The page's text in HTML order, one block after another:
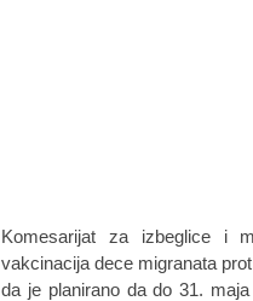
Komesarijat za izbeglice i
vakcinacija dece migranata
da je planirano da do 31.